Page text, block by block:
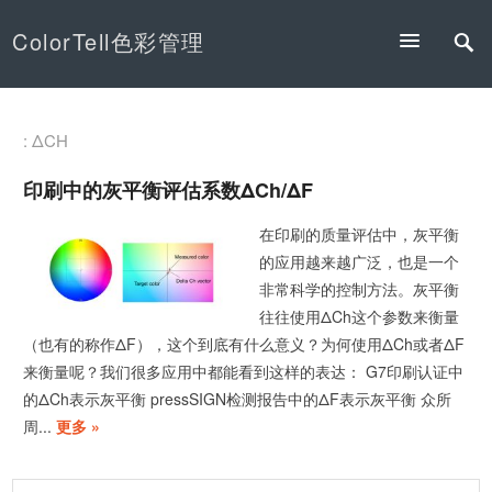
ColorTell色彩管理
: ΔCH
印刷中的灰平衡评估系数ΔCh/ΔF
在印刷的质量评估中，灰平衡
的应用越来越广泛，也是一个
非常科学的控制方法。灰平衡
往往使用ΔCh这个参数来衡量
（也有的称作ΔF），这个到底有什么意义？为何使用ΔCh或者ΔF
来衡量呢？我们很多应用中都能看到这样的表达： G7印刷认证中
的ΔCh表示灰平衡 pressSIGN检测报告中的ΔF表示灰平衡 众所
周...更多 »